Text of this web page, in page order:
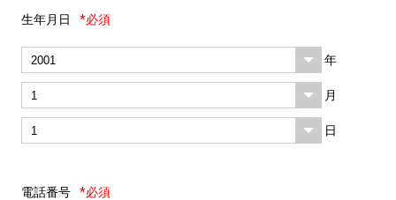
生年月日 *必須
年
月
日
電話番号 *必須